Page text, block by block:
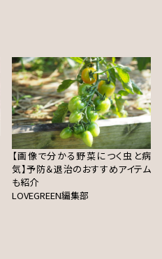
【画像で分かる野菜につく虫と病
気】予防＆退治のおすすめアイテム
も紹介
LOVEGREEN編集部